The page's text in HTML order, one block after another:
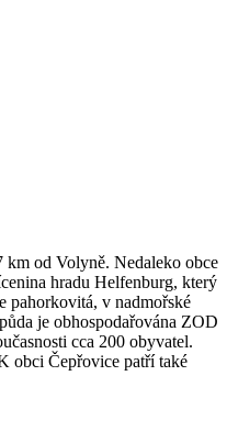
km od Volyně. Nedaleko obce
hradu Helfenburg, který
pahorkovitá, v nadmořské
je obhospodařována ZOD
cca 200 obyvatel.
obci Čepřovice patří také